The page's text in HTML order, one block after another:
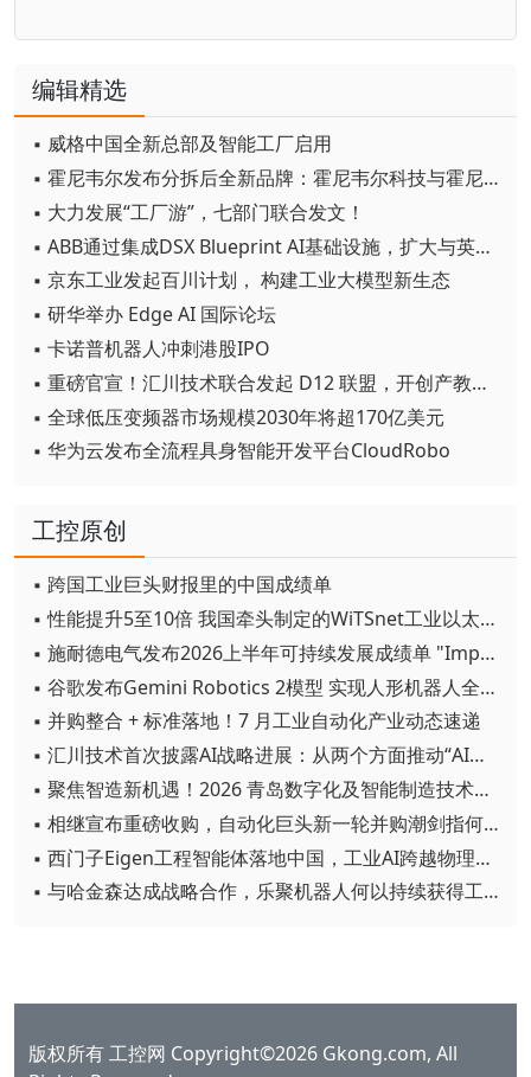
编辑精选
▪ 威格中国全新总部及智能工厂启用
▪ 霍尼韦尔发布分拆后全新品牌：霍尼韦尔科技与霍尼韦尔航空航天
▪ 大力发展“工厂游”，七部门联合发文！
▪ ABB通过集成DSX Blueprint AI基础设施，扩大与英伟达的合作
▪ 京东工业发起百川计划， 构建工业大模型新生态
▪ 研华举办 Edge AI 国际论坛
▪ 卡诺普机器人冲刺港股IPO
▪ 重磅官宣！汇川技术联合发起 D12 联盟，开创产教融合新范式
▪ 全球低压变频器市场规模2030年将超170亿美元
▪ 华为云发布全流程具身智能开发平台CloudRobo
工控原创
▪ 跨国工业巨头财报里的中国成绩单
▪ 性能提升5至10倍 我国牵头制定的WiTSnet工业以太网国际标准正式发布
▪ 施耐德电气发布2026上半年可持续发展成绩单 "Impact 2030"路线图开局稳健
▪ 谷歌发布Gemini Robotics 2模型 实现人形机器人全身智能控制突破
▪ 并购整合 + 标准落地！7 月工业自动化产业动态速递
▪ 汇川技术首次披露AI战略进展：从两个方面推动“AI业务化”落地
▪ 聚焦智造新机遇！2026 青岛数字化及智能制造技术论坛圆满落幕
▪ 相继宣布重磅收购，自动化巨头新一轮并购潮剑指何方？
▪ 西门子Eigen工程智能体落地中国，工业AI跨越物理世界“确定性”拐点
▪ 与哈金森达成战略合作，乐聚机器人何以持续获得工业巨头青睐？
版权所有 工控网 Copyright©2026 Gkong.com, All